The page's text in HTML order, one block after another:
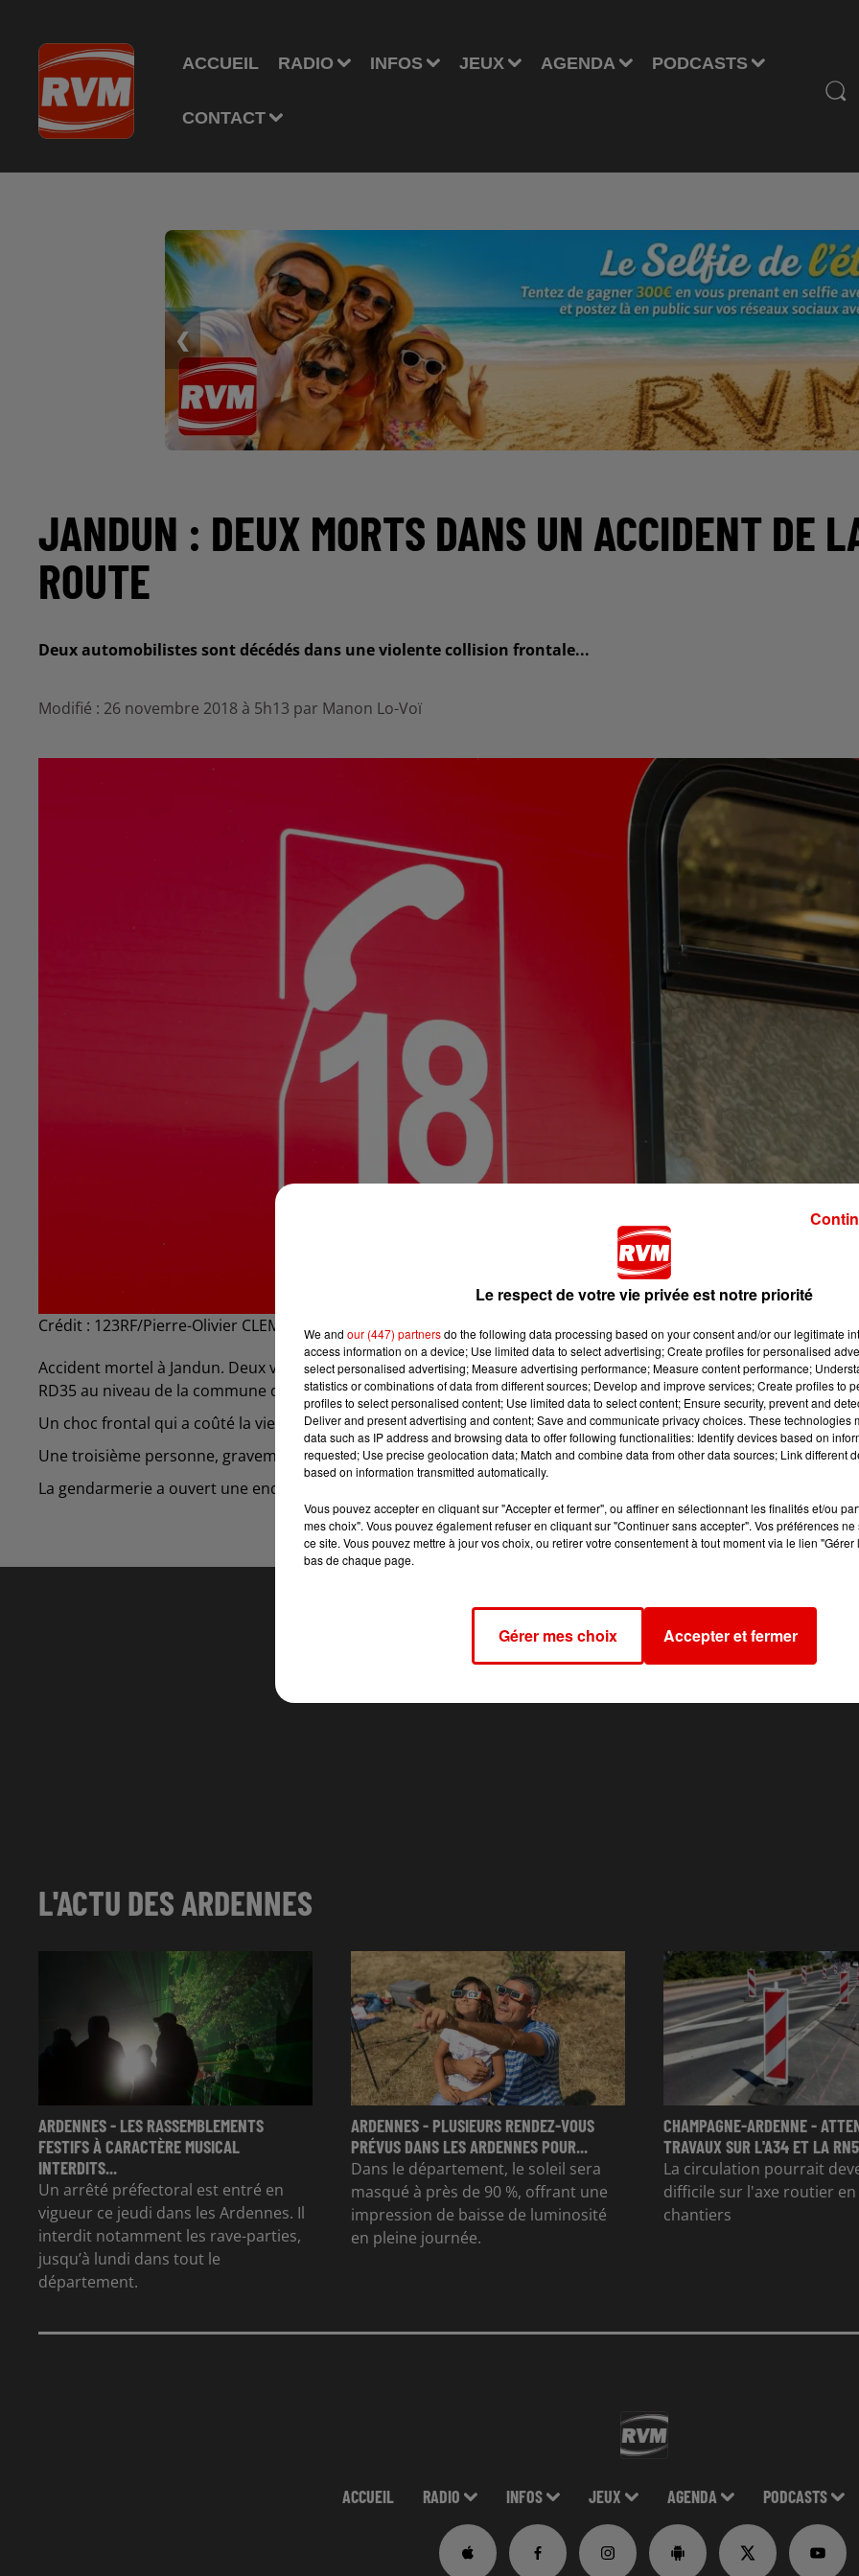
ACCUEIL RADIO INFOS JEUX AGENDA PODCASTS
CONTACT
❮
JANDUN : DEUX MORTS DANS UN ACCIDENT DE
ROUTE
Deux automobilistes sont décédés dans une violente collision frontale...
Modifié : 26 novembre 2018 à 5h13 par Manon Lo-Voï
Crédit : 123RF/Pierre-Olivier CLEMENT-MANTION
Accident mortel à Jandun. Deux voitures sont entrées en collision vers 6h du matin dimanche 25 novembre sur la
RD35 au niveau de la commune de Jandun.
Un choc frontal qui a coûté la vie aux deux conducteurs, une femme de 32 ans et un homme de 21 ans.
Une troisième personne, gravement blessée, a été transportée à l’hôpital, ses jours ne seraient pas en danger.
La gendarmerie a ouvert une enquête afin de déterminer les circonstances de l’accident.
L'ACTU DES ARDENNES
ARDENNES - LES RASSEMBLEMENTS
FESTIFS À CARACTÈRE MUSICAL
INTERDITS...
Un arrêté préfectoral est entré en
vigueur ce jeudi dans les Ardennes. Il
interdit notamment les rave-parties,
jusqu’à lundi dans tout le
département.
ARDENNES - PLUSIEURS RENDEZ-VOUS
PRÉVUS DANS LES ARDENNES POUR...
Dans le département, le soleil sera
masqué à près de 90 %, offrant une
impression de baisse de luminosité
en pleine journée.
CHAMPAGNE-ARDENNE -
TRAVAUX SUR L'A34 ET LA
La circulation pourrait
difficile sur l'axe routier
chantiers
ACCUEIL RADIO INFOS JEUX AGENDA PODCASTS
Le respect de votre vie privée est notre priorité
We and our (447) partnersdo the following data processing based on your consent and/or our legitimate
access information on a device; Use limited data to select advertising; Create profiles for personalised
select personalised advertising; Measure advertising performance; Measure content performance;
statistics or combinations of data from different sources; Develop and improve services; Create profiles to
profiles to select personalised content; Use limited data to select content; Ensure security, prevent and
Deliver and present advertising and content; Save and communicate privacy choices. These technologies
data such as IP address and browsing data to offer following functionalities: Identify devices based on
requested; Use precise geolocation data; Match and combine data from other data sources; Link different
based on information transmitted automatically.
Vous pouvez accepter en cliquant sur "Accepter et fermer", ou affiner en sélectionnant les finalités et/ou
mes choix". Vous pouvez également refuser en cliquant sur "Continuer sans accepter". Vos préférences
ce site. Vous pouvez mettre à jour vos choix, ou retirer votre consentement à tout moment via le lien
bas de chaque page.
Gérer mes choix Accepter et fermer